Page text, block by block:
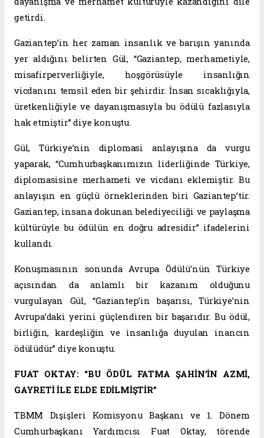
getirdi.
Gaziantep’in her zaman insanlık ve barışın yanında
yer aldığını belirten Gül, “Gaziantep, merhametiyle,
misafirperverliğiyle, hoşgörüsüyle insanlığın
vicdanını temsil eden bir şehirdir. İnsan sıcaklığıyla,
üretkenliğiyle ve dayanışmasıyla bu ödülü fazlasıyla
hak etmiştir” diye konuştu.
Gül, Türkiye’nin diplomasi anlayışına da vurgu
yaparak, “Cumhurbaşkanımızın liderliğinde Türkiye,
diplomasisine merhameti ve vicdanı eklemiştir. Bu
anlayışın en güçlü örneklerinden biri Gaziantep’tir.
Gaziantep, insana dokunan belediyeciliği ve paylaşma
kültürüyle bu ödülün en doğru adresidir” ifadelerini
kullandı.
Konuşmasının sonunda Avrupa Ödülü’nün Türkiye
açısından da anlamlı bir kazanım olduğunu
vurgulayan Gül, “Gaziantep’in başarısı, Türkiye’nin
Avrupa’daki yerini güçlendiren bir başarıdır. Bu ödül,
birliğin, kardeşliğin ve insanlığa duyulan inancın
ödülüdür” diye konuştu.
FUAT OKTAY: “BU ÖDÜL FATMA ŞAHİN’İN AZMİ,
GAYRETİ İLE ELDE EDİLMİŞTİR”
TBMM Dışişleri Komisyonu Başkanı ve 1. Dönem
Cumhurbaşkanı Yardımcısı Fuat Oktay, törende